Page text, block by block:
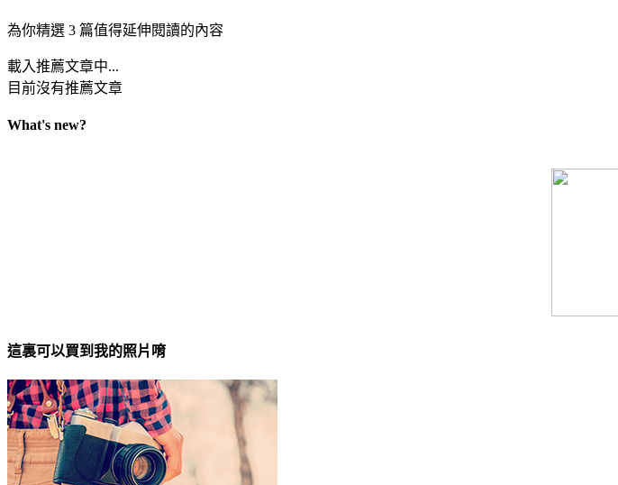
為你精選 3 篇值得延伸閱讀的內容
載入推薦文章中...
目前沒有推薦文章
What's new?
這裏可以買到我的照片唷